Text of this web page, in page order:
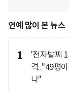
연예 많이 본 뉴스
1
'전자발찌
격.."49평
나"